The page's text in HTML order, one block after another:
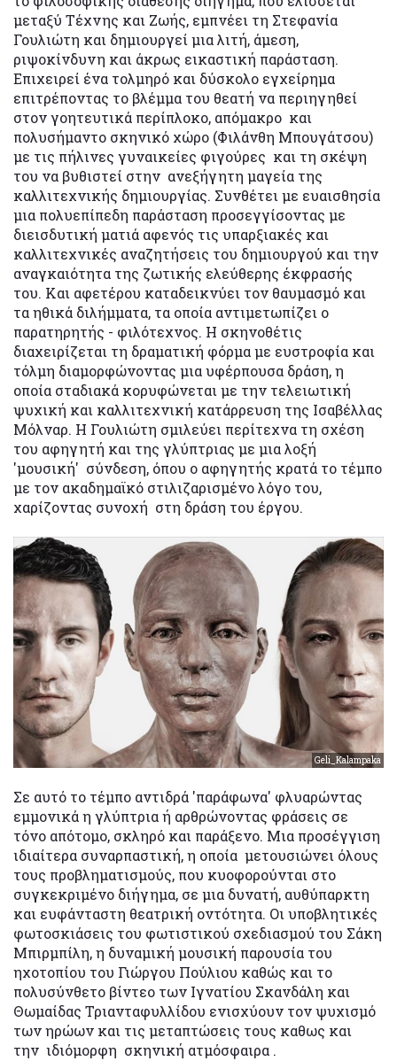
μεταξύ Τέχνης και Ζωής, εμπνέει τη Στεφανία
Γουλιώτη και δημιουργεί μια λιτή, άμεση,
ριψοκίνδυνη και άκρως εικαστική παράσταση.
Επιχειρεί ένα τολμηρό και δύσκολο εγχείρημα
επιτρέποντας το βλέμμα του θεατή να περιηγηθεί
στον γοητευτικά περίπλοκο, απόμακρο και
πολυσήμαντο σκηνικό χώρο (Φιλάνθη Μπουγάτσου)
με τις πήλινες γυναικείες φιγούρες και τη σκέψη
του να βυθιστεί στην ανεξήγητη μαγεία της
καλλιτεχνικής δημιουργίας. Συνθέτει με ευαισθησία
μια πολυεπίπεδη παράσταση προσεγγίσοντας με
διεισδυτική ματιά αφενός τις υπαρξιακές και
καλλιτεχνικές αναζητήσεις του δημιουργού και την
αναγκαιότητα της ζωτικής ελεύθερης έκφρασής
του. Και αφετέρου καταδεικνύει τον θαυμασμό και
τα ηθικά διλήμματα, τα οποία αντιμετωπίζει ο
παρατηρητής - φιλότεχνος. Η σκηνοθέτις
διαχειρίζεται τη δραματική φόρμα με ευστροφία και
τόλμη διαμορφώνοντας μια υφέρπουσα δράση, η
οποία σταδιακά κορυφώνεται με την τελειωτική
ψυχική και καλλιτεχνική κατάρρευση της Ισαβέλλας
Μόλναρ. Η Γουλιώτη σμιλεύει περίτεχνα τη σχέση
του αφηγητή και της γλύπτριας με μια λοξή
'μουσική' σύνδεση, όπου ο αφηγητής κρατά το τέμπο
με τον ακαδημαϊκό στιλιζαρισμένο λόγο του,
χαρίζοντας συνοχή στη δράση του έργου.
Geli_Kalampaka
Σε αυτό το τέμπο αντιδρά 'παράφωνα' φλυαρώντας
εμμονικά η γλύπτρια ή αρθρώνοντας φράσεις σε
τόνο απότομο, σκληρό και παράξενο. Μια προσέγγιση
ιδιαίτερα συναρπαστική, η οποία μετουσιώνει όλους
τους προβληματισμούς, που κυοφορούνται στο
συγκεκριμένο διήγημα, σε μια δυνατή, αυθύπαρκτη
και ευφάνταστη θεατρική οντότητα. Οι υποβλητικές
φωτοσκιάσεις του φωτιστικού σχεδιασμού του Σάκη
Μπιρμπίλη, η δυναμική μουσική παρουσία του
ηχοτοπίου του Γιώργου Πούλιου καθώς και το
πολυσύνθετο βίντεο των Ιγνατίου Σκανδάλη και
Θωμαίδας Τριανταφυλλίδου ενισχύουν τον ψυχισμό
των ηρώων και τις μεταπτώσεις τους καθως και
την ιδιόμορφη σκηνική ατμόσφαιρα .